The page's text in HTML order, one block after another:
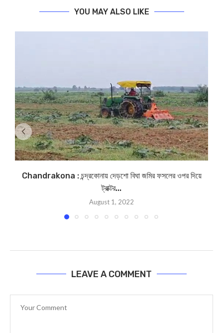
YOU MAY ALSO LIKE
Chandrakona : চন্দ্রকোনায় দেড়শো বিঘা জমির ফসলের ওপর দিয়ে
ট্রাক্টর...
August 1, 2022
LEAVE A COMMENT